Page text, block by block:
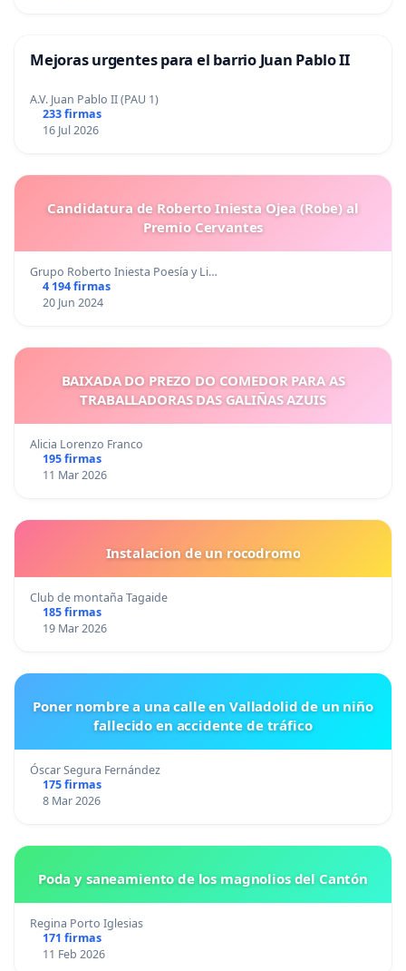
Mejoras urgentes para el barrio Juan Pablo II
A.V. Juan Pablo II (PAU 1)
233 firmas
16 Jul 2026
Candidatura de Roberto Iniesta Ojea (Robe) al
Premio Cervantes
Grupo Roberto Iniesta Poesía y Li…
4 194 firmas
20 Jun 2024
BAIXADA DO PREZO DO COMEDOR PARA AS
TRABALLADORAS DAS GALIÑAS AZUIS
Alicia Lorenzo Franco
195 firmas
11 Mar 2026
Instalacion de un rocodromo
Club de montaña Tagaide
185 firmas
19 Mar 2026
Poner nombre a una calle en Valladolid de un niño
fallecido en accidente de tráfico
Óscar Segura Fernández
175 firmas
8 Mar 2026
Poda y saneamiento de los magnolios del Cantón
Regina Porto Iglesias
171 firmas
11 Feb 2026